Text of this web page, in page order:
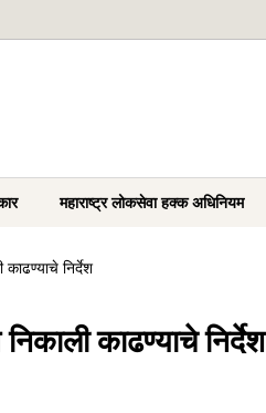
महाराष्ट्र लोकसेवा हक्क अधिनियम
काढण्याचे निर्देश
काढण्याचे निर्देश